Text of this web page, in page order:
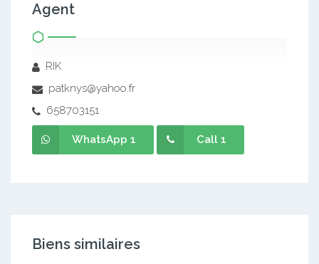
Agent
RIK
patknys@yahoo.fr
658703151
WhatsApp 1 Call 1
Biens similaires